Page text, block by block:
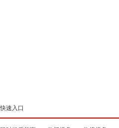
快速入口